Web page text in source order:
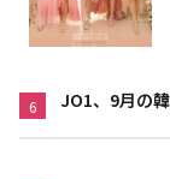
6 JO1、9月の